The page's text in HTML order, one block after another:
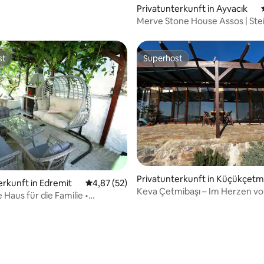
Privatunterkunft in Ayvacık
Merve Stone House Assos |
in Edremit Durchschnittliche Bewertung: 4,87 von 5,
4,87 (52)
Haus für die Familie •
Superhost
Superhost
Privatunterkunft in
Keva Çetmibaşı – Im Herzen